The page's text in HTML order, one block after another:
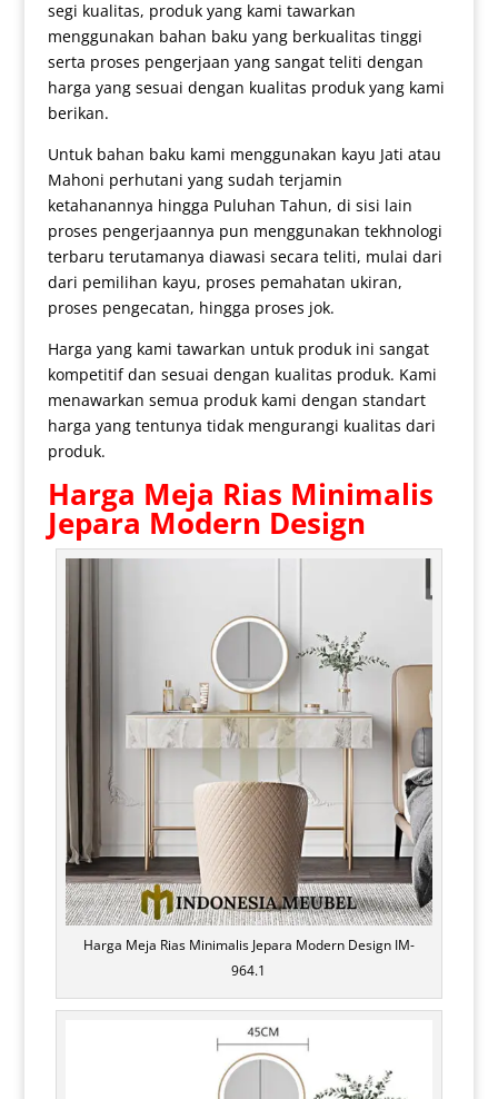
segi kualitas, produk yang kami tawarkan
menggunakan bahan baku yang berkualitas tinggi
serta proses pengerjaan yang sangat teliti dengan
harga yang sesuai dengan kualitas produk yang kami
berikan.
Untuk bahan baku kami menggunakan kayu Jati atau
Mahoni perhutani yang sudah terjamin
ketahanannya hingga Puluhan Tahun, di sisi lain
proses pengerjaannya pun menggunakan tekhnologi
terbaru terutamanya diawasi secara teliti, mulai dari
dari pemilihan kayu, proses pemahatan ukiran,
proses pengecatan, hingga proses jok.
Harga yang kami tawarkan untuk produk ini sangat
kompetitif dan sesuai dengan kualitas produk. Kami
menawarkan semua produk kami dengan standart
harga yang tentunya tidak mengurangi kualitas dari
produk.
Harga Meja Rias Minimalis
Jepara Modern Design
Harga Meja Rias Minimalis Jepara Modern Design IM-
964.1